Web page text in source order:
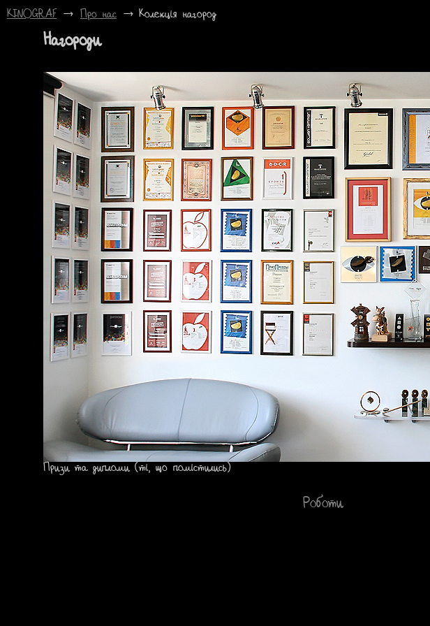
KINOGRAF → Про нас → Колекція нагород
Нагороди
Призи та дипломи (ті, що помістились)
Роботи